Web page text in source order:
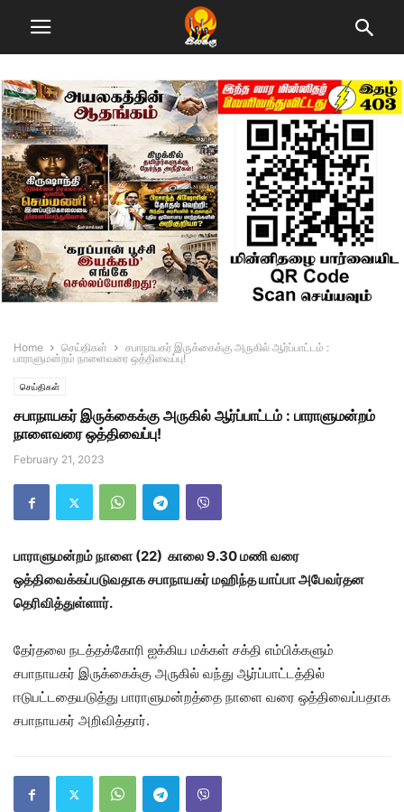
Home செய்திகள்
சபாநாயகர் இருக்கைக்கு அருகில் ஆர்ப்பாட்டம் :
பாராளுமன்றம் நாளைவரை ஒத்திவைப்பு!
செய்திகள்
சபாநாயகர் இருக்கைக்கு அருகில் ஆர்ப்பாட்டம் : பாராளுமன்றம்
நாளைவரை ஒத்திவைப்பு!
February 21, 2023
பாராளுமன்றம் நாளை (22) காலை 9.30 மணி வரை
ஒத்திவைக்கப்படுவதாக சபாநாயகர் மஹிந்த யாப்பா அபேவர்தன
தெரிவித்துள்ளார்.
தேர்தலை நடத்தக்கோரி ஐக்கிய மக்கள் சக்தி எம்பிக்களும்
சபாநாயகர் இருக்கைக்கு அருகில் வந்து ஆர்ப்பாட்டத்தில்
ஈடுபட்டதையடுத்து பாராளுமன்றத்தை நாளை வரை ஒத்திவைப்பதாக
சபாநாயகர் அறிவித்தார்.